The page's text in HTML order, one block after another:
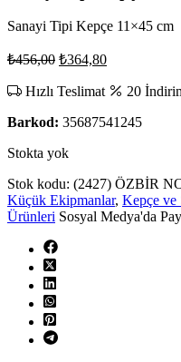
Sanayi Tipi Kepçe 11×45 cm
₺456,00 Orijinal
₺456,00.
₺364,80Şu
fiyat:
Hızlı Teslimat
20
Barkod: 35687541245
Stokta yok
Stok kodu: (2427) ÖZBİR
Küçük Ekipmanlar, Kepçe ve
Ürünleri Sosyal Medya'da